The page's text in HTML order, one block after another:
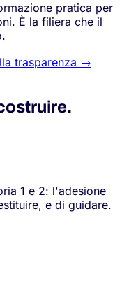
pratica per
È la filiera che il
trasparenza →
1 e 2: l'adesione
e di guidare.